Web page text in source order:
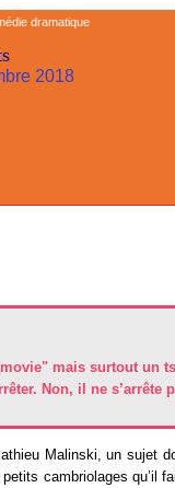
dramatique
2018
mais surtout un
Non, il ne s’arrête
Malinski, un sujet
cambriolages qu’il